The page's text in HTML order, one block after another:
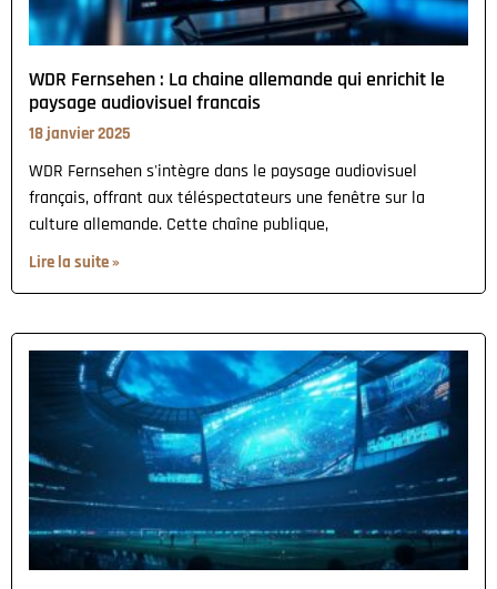
WDR Fernsehen : La chaine allemande qui enrichit le
paysage audiovisuel francais
18 janvier 2025
WDR Fernsehen s'intègre dans le paysage audiovisuel
français, offrant aux téléspectateurs une fenêtre sur la
culture allemande. Cette chaîne publique,
Lire la suite »